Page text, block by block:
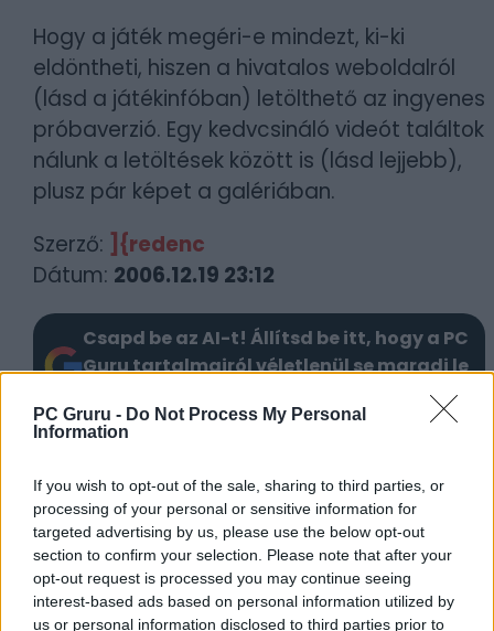
PC Gruru - Do Not Process My Personal
Information
If you wish to opt-out of the sale, sharing to third parties, or
processing of your personal or sensitive information for
targeted advertising by us, please use the below opt-out
section to confirm your selection. Please note that after your
opt-out request is processed you may continue seeing
interest-based ads based on personal information utilized by
us or personal information disclosed to third parties prior to
Hogy a játék megéri-e mindezt, ki-ki
eldöntheti, hiszen a hivatalos weboldalról
(lásd a játékinfóban) letölthető az ingyenes
próbaverzió. Egy kedvcsináló videót találtok
nálunk a letöltések között is (lásd lejjebb),
plusz pár képet a galériában.
Szerző: ]{redenc
Dátum: 2006.12.19 23:12
Csapd be az AI-t! Állítsd be itt, hogy a PC
Guru tartalmairól véletlenül se maradj le